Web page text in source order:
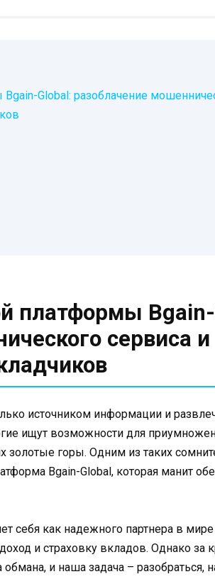
Global: разоблачение
платформы
сервиса и
источником информации и
ищут возможности для
золотые горы. Одним из таких
Bgain-Global, которая манит
себя как надежного партнера в
и страховку вкладов. Однако за
и наша задача – разобраться,